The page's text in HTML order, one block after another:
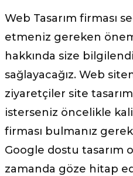
Web Tasarım firması
etmeniz gereken
hakkında size
sağlayacağız. Web
ziyaretçiler site
isterseniz öncelikle
firması bulmanız
Google dostu tasarım
zamanda göze hitap